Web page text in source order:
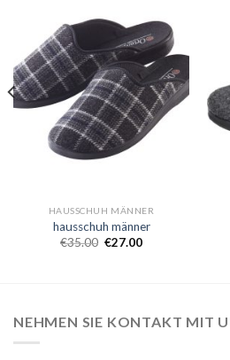
HAUSSCHUH MÄNNER
hausschuh männer
€35.00 €27.00
NEHMEN SIE KONTAKT MIT